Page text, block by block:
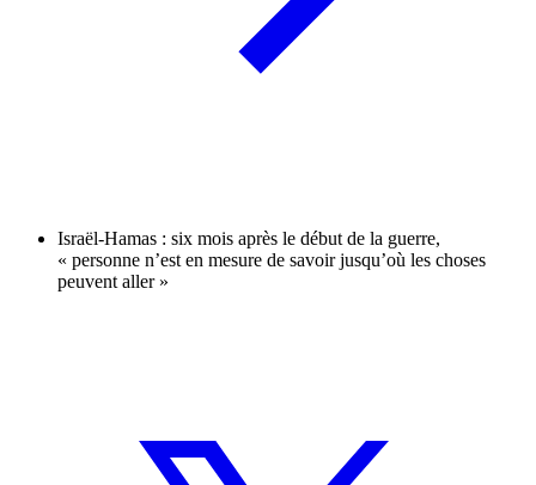
Israël-Hamas : six mois après le début de la guerre,
« personne n’est en mesure de savoir jusqu’où les choses
peuvent aller »